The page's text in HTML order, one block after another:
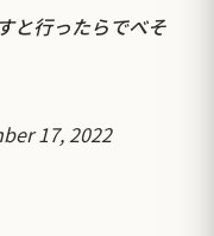
と行ったらでべそ
17, 2022